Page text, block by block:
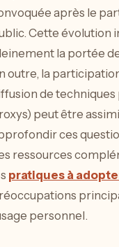
après le
Cette évolution
la portée
outre, la
de
peut être
ces
ressources
pratiques à
personnel.